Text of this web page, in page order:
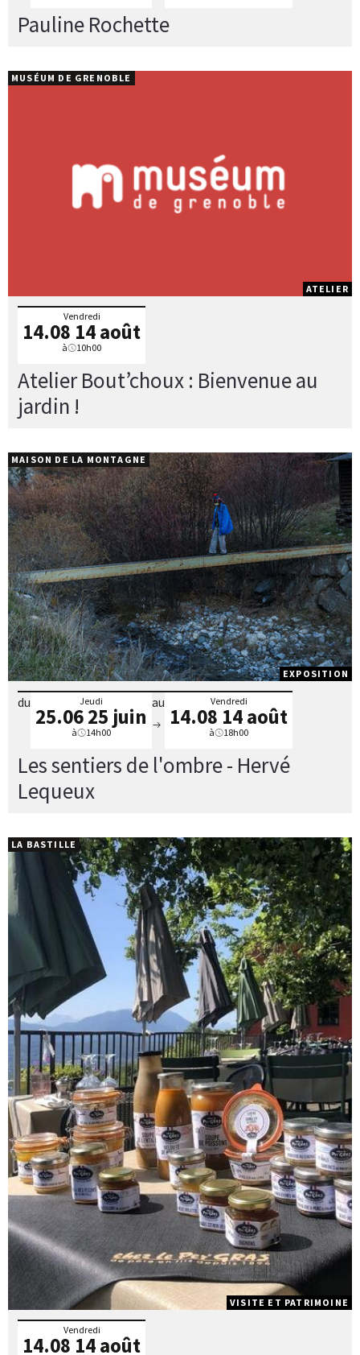
Pauline Rochette
Atelier Bout’choux : Bienvenue au
jardin !
Vendredi
14.08 14 août
à 10h00
MUSÉUM DE GRENOBLE
ATELIER
Les sentiers de l'ombre - Hervé
Lequeux
du Jeudi
25.0625 juin
à 14h00
au Vendredi
14.08 14 août
à 18h00
MAISON DE LA MONTAGNE
EXPOSITION
Vendredi
14.08 14 août
LA BASTILLE
VISITE ET PATRIMOINE